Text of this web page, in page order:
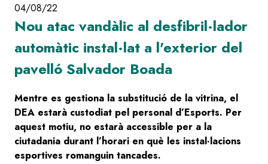
04/08/22
Nou atac vandàlic al desfibril·lador
automàtic instal·lat a l'exterior del
pavelló Salvador Boada
Mentre es gestiona la substitució de la vitrina, el
DEA estarà custodiat pel personal d’Esports. Per
aquest motiu, no estarà accessible per a la
ciutadania durant l’horari en què les instal·lacions
esportives romanguin tancades.